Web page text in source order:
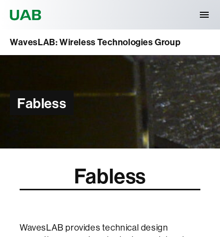
WavesLAB: Wireless Technologies Group
Fabless
Fabless
WavesLAB provides technical design